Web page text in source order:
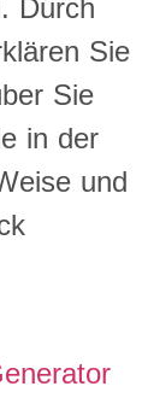
Durch
Sie
Sie
in der
und